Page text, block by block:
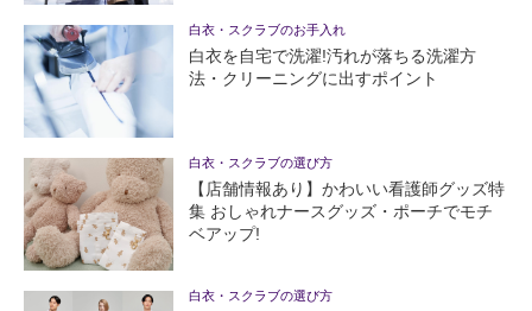
白衣・スクラブのお手入れ
白衣を自宅で洗濯!汚れが落ちる洗濯方
法・クリーニングに出すポイント
白衣・スクラブの選び方
【店舗情報あり】かわいい看護師グッズ特
集 おしゃれナースグッズ・ポーチでモチ
ベアップ!
白衣・スクラブの選び方